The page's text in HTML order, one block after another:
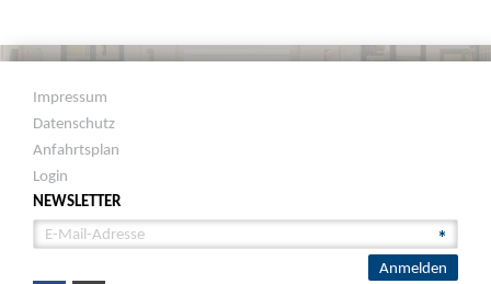
Impressum
Datenschutz
Anfahrtsplan
Login
NEWSLETTER